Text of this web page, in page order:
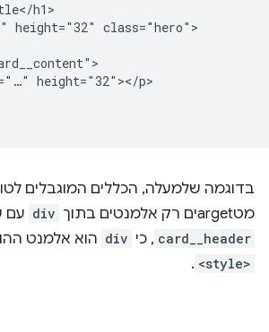
h1>
height="32" class="hero">
height="32"></p>
בדוגמה שלמעלה, הכללים המוגבלים
מטargetים רק אלמנטים בתוך
div עם
card__header , כי div הוא אלמנט
<style>
.